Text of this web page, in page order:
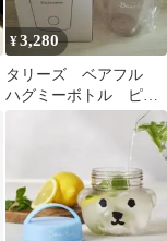
¥3,280
タリーズ ベアフル
ハグミーボトル ピン
ク ハッピーバッグ